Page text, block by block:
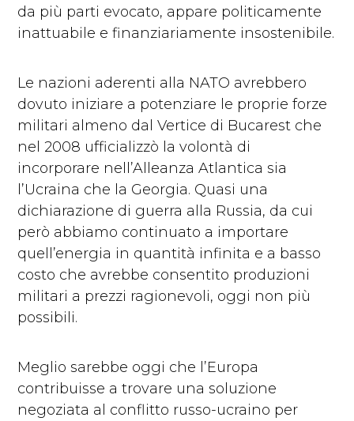
da più parti evocato, appare politicamente
inattuabile e finanziariamente insostenibile.
Le nazioni aderenti alla NATO avrebbero
dovuto iniziare a potenziare le proprie forze
militari almeno dal Vertice di Bucarest che
nel 2008 ufficializzò la volontà di
incorporare nell’Alleanza Atlantica sia
l’Ucraina che la Georgia. Quasi una
dichiarazione di guerra alla Russia, da cui
però abbiamo continuato a importare
quell’energia in quantità infinita e a basso
costo che avrebbe consentito produzioni
militari a prezzi ragionevoli, oggi non più
possibili.
Meglio sarebbe oggi che l’Europa
contribuisse a trovare una soluzione
negoziata al conflitto russo-ucraino per